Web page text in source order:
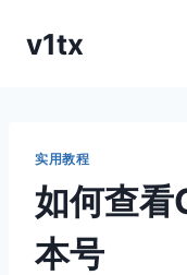
v1tx
实用教程
如何查
本号